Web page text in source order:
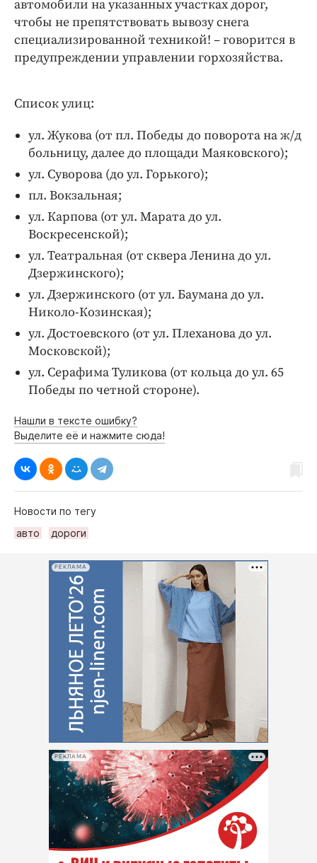
автомобили на указанных участках дорог,
чтобы не препятствовать вывозу снега
специализированной техникой! – говорится в
предупреждении управлении горхозяйства.
Список улиц:
ул. Жукова (от пл. Победы до поворота на ж/д
больницу, далее до площади Маяковского);
ул. Суворова (до ул. Горького);
пл. Вокзальная;
ул. Карпова (от ул. Марата до ул.
Воскресенской);
ул. Театральная (от сквера Ленина до ул.
Дзержинского);
ул. Дзержинского (от ул. Баумана до ул.
Николо-Козинская);
ул. Достоевского (от ул. Плеханова до ул.
Московской);
ул. Серафима Туликова (от кольца до ул. 65
Победы по четной стороне).
Нашли в тексте ошибку?
Выделите её и нажмите сюда!
Новости по тегу
авто
дороги
РЕКЛАМА
РЕКЛАМА